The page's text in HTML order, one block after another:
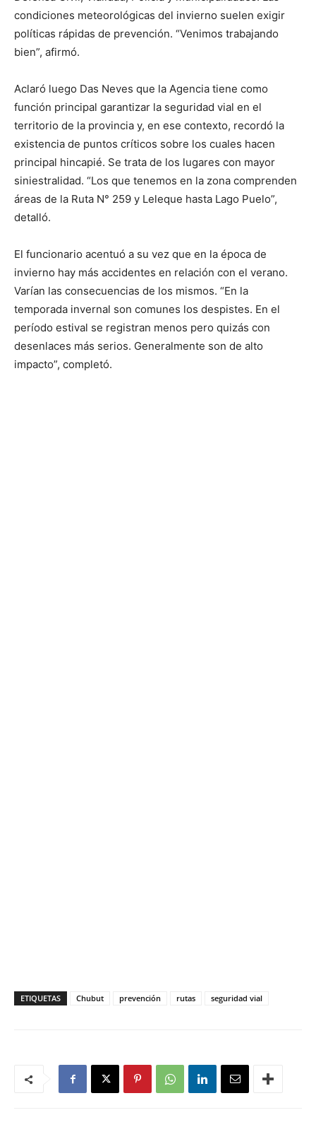
condiciones meteorológicas del invierno suelen exigir
políticas rápidas de prevención. “Venimos trabajando
bien”, afirmó.
Aclaró luego Das Neves que la Agencia tiene como
función principal garantizar la seguridad vial en el
territorio de la provincia y, en ese contexto, recordó la
existencia de puntos críticos sobre los cuales hacen
principal hincapié. Se trata de los lugares con mayor
siniestralidad. “Los que tenemos en la zona comprenden
áreas de la Ruta N° 259 y Leleque hasta Lago Puelo”,
detalló.
El funcionario acentuó a su vez que en la época de
invierno hay más accidentes en relación con el verano.
Varían las consecuencias de los mismos. “En la
temporada invernal son comunes los despistes. En el
período estival se registran menos pero quizás con
desenlaces más serios. Generalmente son de alto
impacto”, completó.
ETIQUETAS Chubut prevención rutas seguridad vial